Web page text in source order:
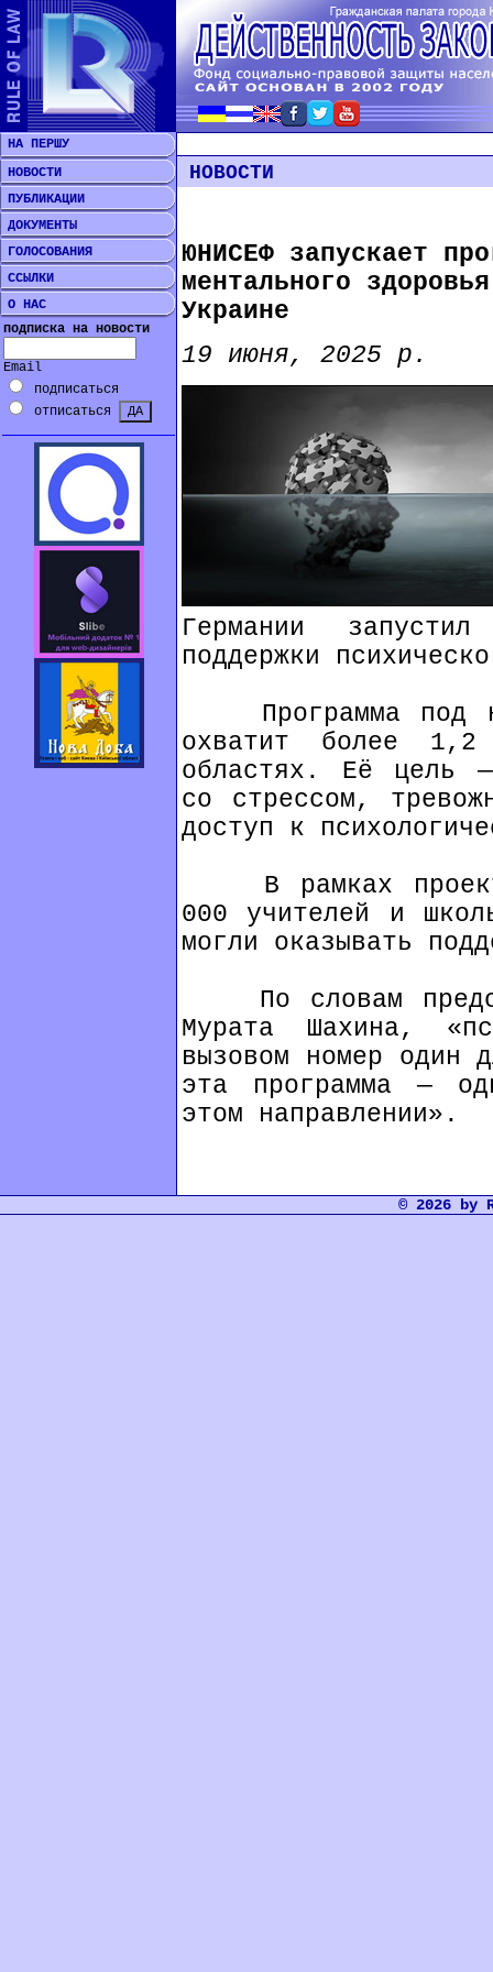
НА ПЕРШУ
НОВОСТИ
ПУБЛИКАЦИИ
ДОКУМЕНТЫ
ГОЛОСОВАНИЯ
ССЫЛКИ
О НАС
подписка на новости
Email
подписаться
отписаться
НОВОСТИ
ЮНИСЕФ запускает
ментального
Украине
19 июня, 2025 р.
Германии
поддержки
Программа под
охватит более
областях. Её цель
со стрессом,
доступ к
В рамках
000 учителей и
могли оказывать
По словам
Мурата Шахина,
вызовом номер один
эта программа —
этом направлении».
© 2026 by